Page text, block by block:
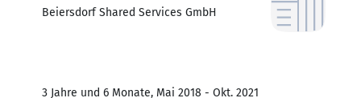
Beiersdorf Shared Services GmbH
3 Jahre und 6 Monate, Mai 2018 - Okt. 2021